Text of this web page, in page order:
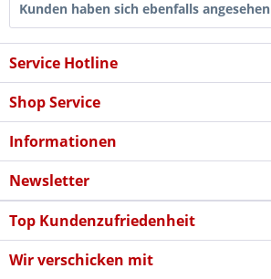
Kunden haben sich ebenfalls angesehen
Service Hotline
Shop Service
Informationen
Newsletter
Top Kundenzufriedenheit
Wir verschicken mit